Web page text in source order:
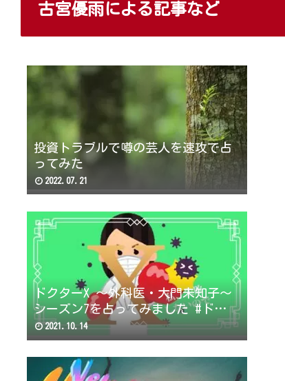
古宮優雨による記事など
投資トラブルで噂の芸人を速攻で占
ってみた
2022.07.21
ドクターX 〜外科医・大門未知子〜
シーズン7を占ってみました #ドクタ
ーX2021.10.14